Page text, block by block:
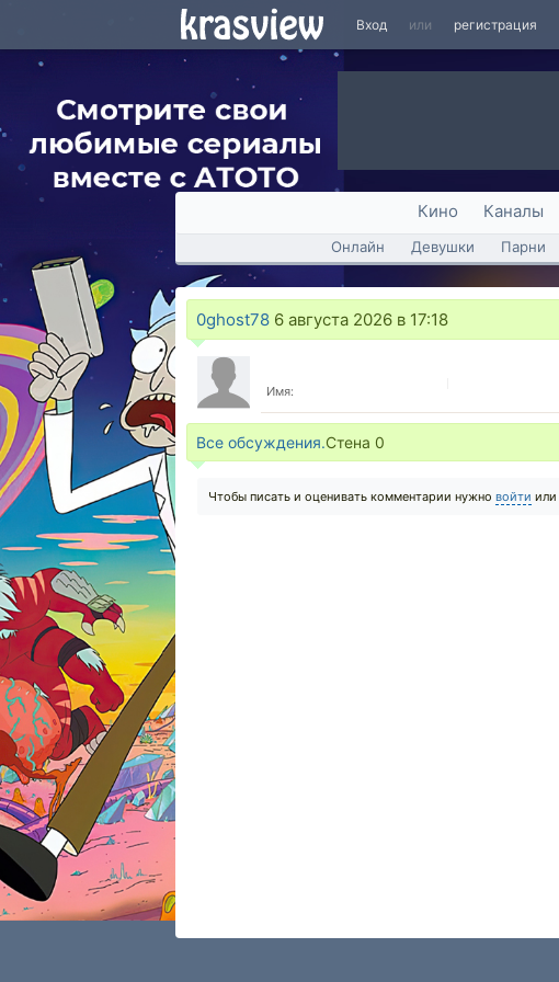
Вход или регистрация
Кино Каналы
Онлайн Девушки Парни
0ghost78 6 августа 2026 в 17:18
Имя:
Все обсуждения.Стена 0
Чтобы писать и оценивать комментарии нужно войти или